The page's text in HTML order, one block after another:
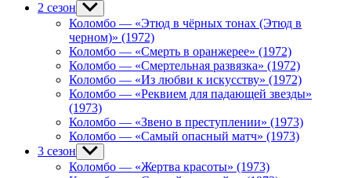
2 сезон Show
sub
menu
Коломбо — «Этюд в чёрных тонах (Этюд в
черном)» (1972)
Коломбо — «Смерть в оранжерее» (1972)
Коломбо — «Смертельная развязка» (1972)
Коломбо — «Из любви к искусству» (1972)
Коломбо — «Реквием для падающей звезды»
(1973)
Коломбо — «Звено в преступлении» (1973)
Коломбо — «Самый опасный матч» (1973)
3 сезон Show
sub
menu
Коломбо — «Жертва красоты» (1973)